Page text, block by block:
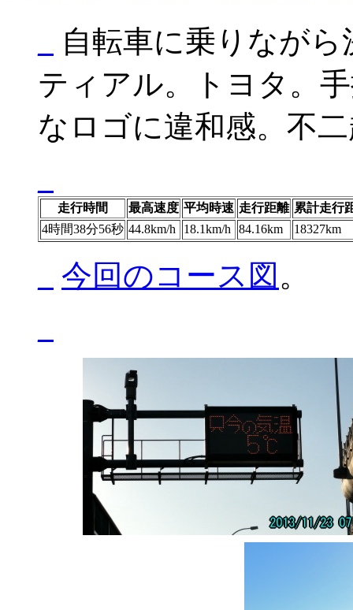
自転車に乗りなが
ティアル。トヨタ。
なロゴに違和感。不
走行時間 最高速度 平均時速 走行距離 累計走行
4時間38分56秒 44.8km/h 18.1km/h 84.16km 18327km
今回のコース図 。